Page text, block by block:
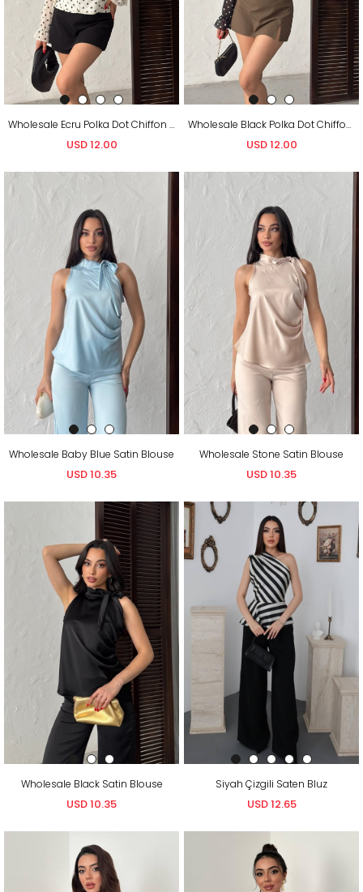
Wholesale Ecru Polka Dot Chiffon Blouse
USD 12.00
Wholesale Black Polka Dot Chiffon Blouse
USD 12.00
Wholesale Baby Blue Satin Blouse
USD 10.35
Wholesale Stone Satin Blouse
USD 10.35
Wholesale Black Satin Blouse
USD 10.35
Siyah Çizgili Saten Bluz
USD 12.65